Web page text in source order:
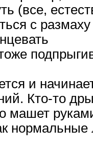
(все,
с
и
Кто-то
машет